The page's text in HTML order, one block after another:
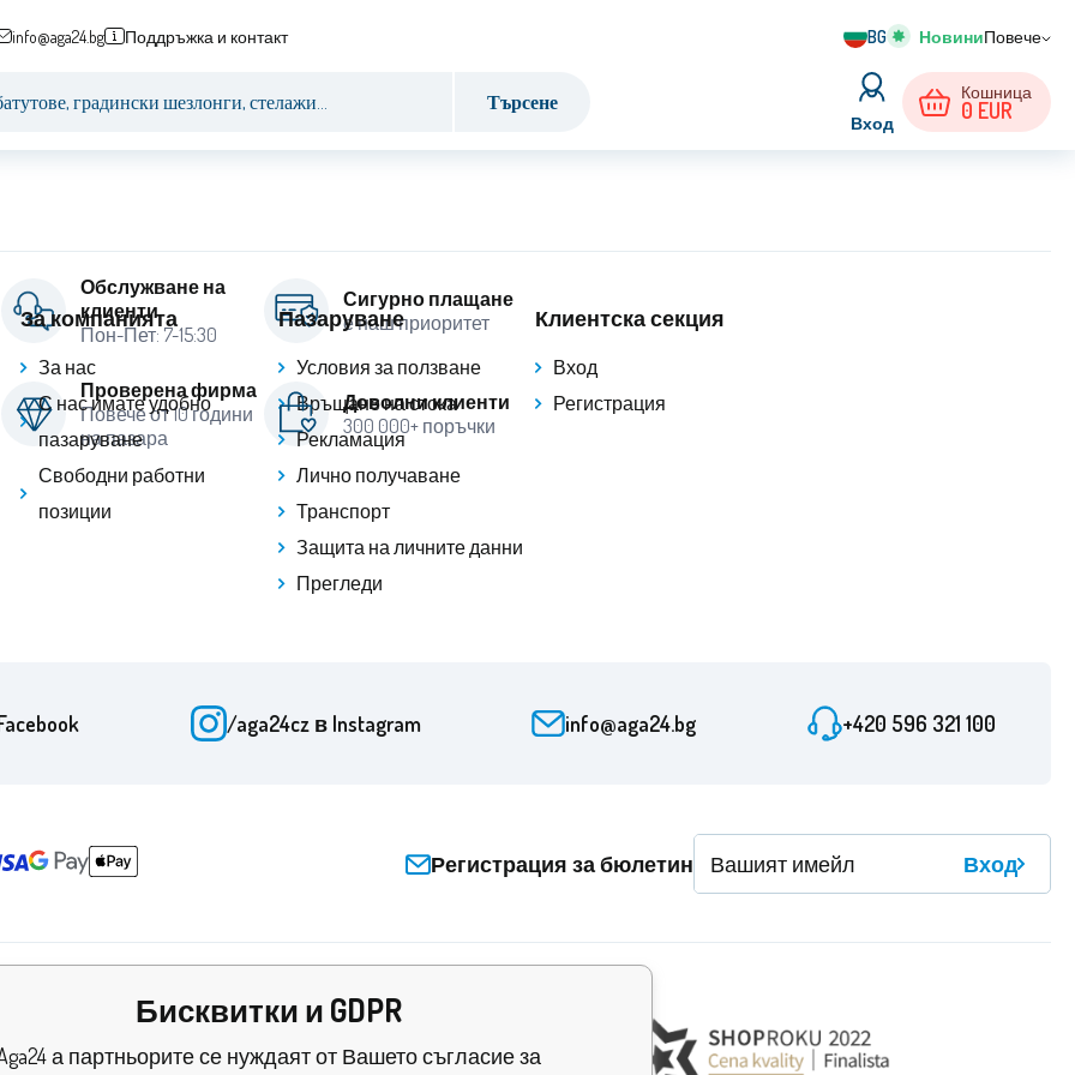
BG Повече
info@aga24.bg Поддръжка и контакт
Търсене
Вход
Кошница
0 EUR
Обслужване на
клиенти
Пон-Пет: 7-15:30
Сигурно плащане
е наш приоритет
Проверена фирма
Повече от 10 години
на пазара
Доволни клиенти
300 000+ поръчки
За компанията
За нас
С нас имате удобно
пазаруване
Свободни работни
позиции
Пазаруване
Условия за ползване
Връщане на стока
Рекламация
Лично получаване
Транспорт
Защита на личните данни
Прегледи
Клиентска секция
Вход
Регистрация
/aga24cz в Instagram info@aga24.bg +420 596 321 100
Регистрация за бюлетин Вход
и сертификати
Бисквитки и GDPR
а партньорите се нуждаят от Вашето съгласие за